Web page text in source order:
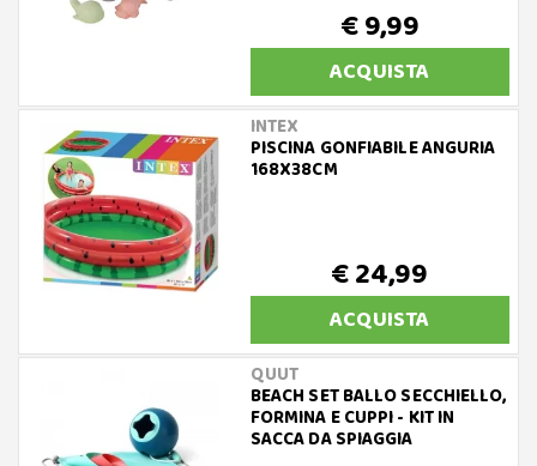
€ 9,99
ACQUISTA
INTEX
PISCINA GONFIABILE ANGURIA
168X38CM
€ 24,99
ACQUISTA
QUUT
BEACH SET BALLO SECCHIELLO,
FORMINA E CUPPI - KIT IN
SACCA DA SPIAGGIA